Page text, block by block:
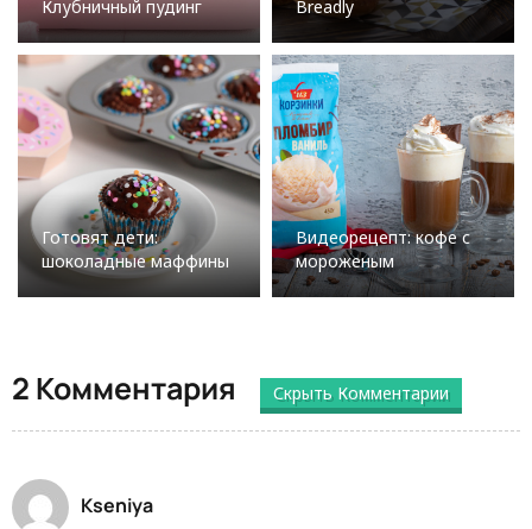
Клубничный пудинг
Breadly
Готовят дети:
шоколадные маффины
Видеорецепт: кофе с
мороженым
2 Комментария Скрыть Комментарии
Kseniya